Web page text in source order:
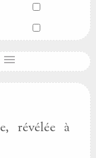
menu
révélée à